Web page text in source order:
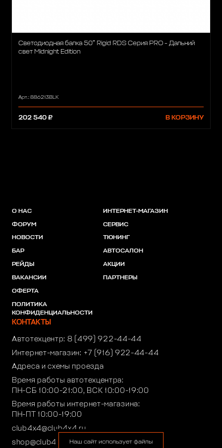
Светодиодная балка 50″ Rigid RDS Серия PRO - Дальний
свет Midnight Edition
Арт.: 886213BLK
202 540 ₽ В КОРЗИНУ
О НАС
ФОРУМ
НОВОСТИ
БАР
РЕЙДЫ
ВАКАНСИИ
ОФЕРТА
ПОЛИТИКА
КОНФИДЕНЦИАЛЬНОСТИ
ИНТЕРНЕТ-МАГАЗИН
СЕРВИС
ТЮНИНГ
АВТОСАЛОН
АКЦИИ
ПАРТНЕРЫ
КОНТАКТЫ
Автотехцентр: 8 (499) 922-44-44
Интернет-магазин: +7 (916) 922-44-44
Адреса и схемы проезда
Время работы автотехцентра:
ПН-СБ 10:00-21:00, ВСК 10:00-19:00
Время работы интернет-магазина:
ПН-ПТ 10:00-19:00
club4x4@club4x4.ru
shop@club4x4.ruНаш сайт использует файлы